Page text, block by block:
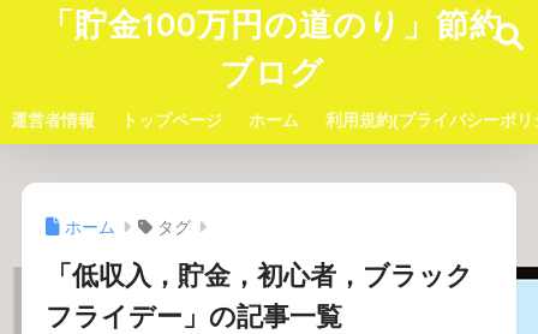
「貯金100万円の道のり」節約
ブログ
運営者情報 トップページ ホーム 利用規約(プライバシーポリ
ホーム タグ
「低収入，貯金，初心者，ブラック
フライデー」の記事一覧